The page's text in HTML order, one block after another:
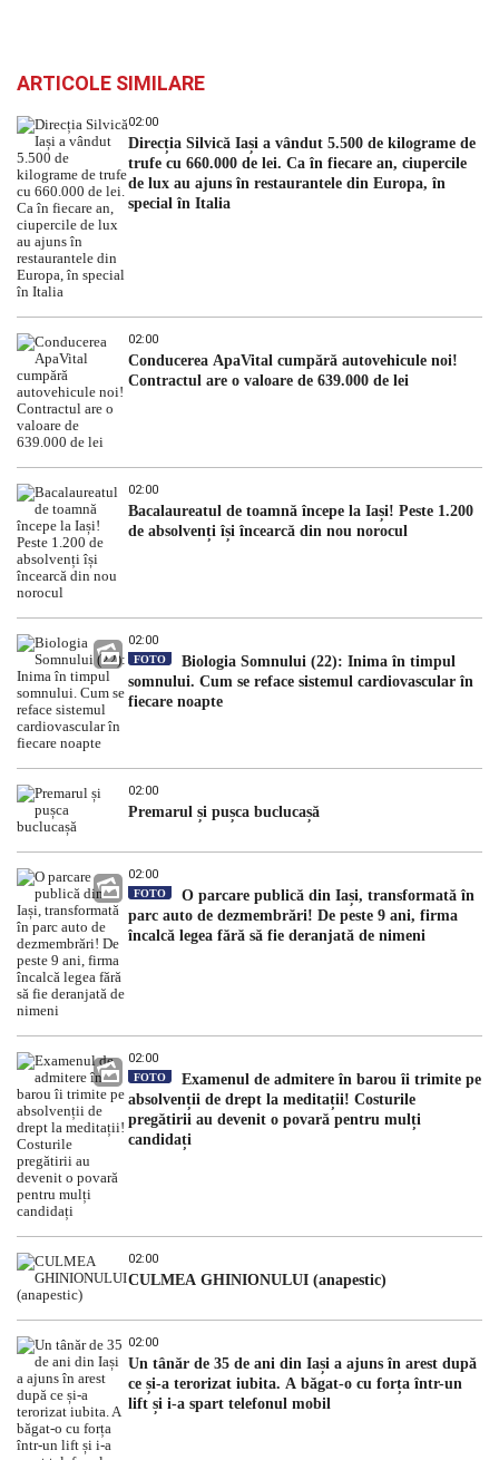
ARTICOLE SIMILARE
02:00
Direcția Silvică Iași a vândut 5.500 de kilograme de
trufe cu 660.000 de lei. Ca în fiecare an, ciupercile
de lux au ajuns în restaurantele din Europa, în
special în Italia
02:00
Conducerea ApaVital cumpără autovehicule noi!
Contractul are o valoare de 639.000 de lei
02:00
Bacalaureatul de toamnă începe la Iași! Peste 1.200
de absolvenți își încearcă din nou norocul
02:00
FOTO
Biologia Somnului (22): Inima în timpul
somnului. Cum se reface sistemul cardiovascular în
fiecare noapte
02:00
Premarul și pușca buclucașă
02:00
FOTO
O parcare publică din Iași, transformată în
parc auto de dezmembrări! De peste 9 ani, firma
încalcă legea fără să fie deranjată de nimeni
02:00
FOTO
Examenul de admitere în barou îi trimite pe
absolvenții de drept la meditații! Costurile
pregătirii au devenit o povară pentru mulți
candidați
02:00
CULMEA GHINIONULUI (anapestic)
02:00
Un tânăr de 35 de ani din Iași a ajuns în arest după
ce și-a terorizat iubita. A băgat-o cu forța într-un
lift și i-a spart telefonul mobil